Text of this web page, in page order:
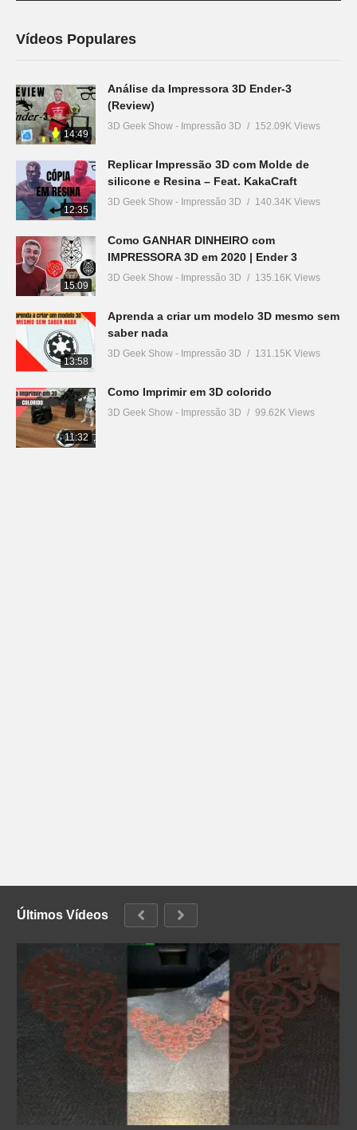
Vídeos Populares
14:49
Análise da Impressora 3D Ender-3
(Review)
3D Geek Show - Impressão 3D 152.09K Views
12:35
Replicar Impressão 3D com Molde de
silicone e Resina – Feat. KakaCraft
3D Geek Show - Impressão 3D 140.34K Views
15:09
Como GANHAR DINHEIRO com
IMPRESSORA 3D em 2020 | Ender 3
3D Geek Show - Impressão 3D 135.16K Views
13:58
Aprenda a criar um modelo 3D mesmo sem
saber nada
3D Geek Show - Impressão 3D 131.15K Views
11:32
Como Imprimir em 3D colorido
3D Geek Show - Impressão 3D 99.62K Views
Últimos Vídeos